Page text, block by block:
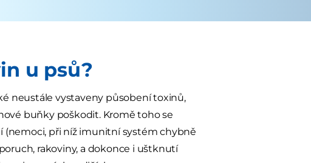
u psů?
neustále vystaveny působení toxinů,
buňky poškodit. Kromě toho se
při níž imunitní systém chybně
rakoviny, a dokonce i uštknutí